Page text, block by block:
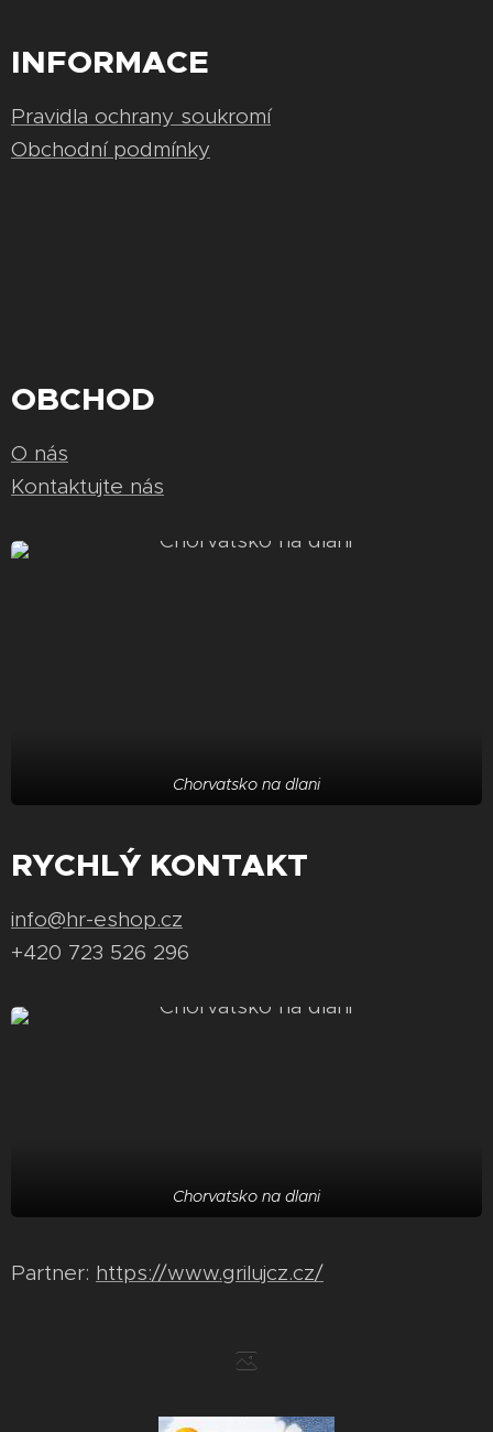
INFORMACE
Pravidla ochrany soukromí
Obchodní podmínky
OBCHOD
O nás
Kontaktujte nás
Chorvatsko na dlani
RYCHLÝ KONTAKT
info@hr-eshop.cz
+420 723 526 296
Chorvatsko na dlani
Partner: https://www.grilujcz.cz/